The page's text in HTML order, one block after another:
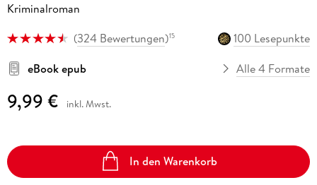
Kriminalroman
(324 Bewertungen)15
100 Lesepunkte
eBook epub
Alle 4 Formate
9,99 € inkl. Mwst.
In den Warenkorb